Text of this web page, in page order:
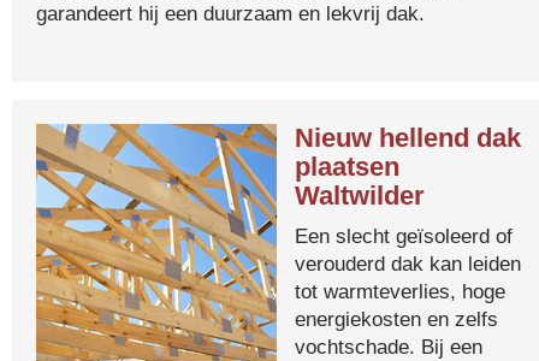
garandeert hij een duurzaam en lekvrij dak.
Nieuw hellend dak
plaatsen
Waltwilder
Een slecht geïsoleerd of
verouderd dak kan leiden
tot warmteverlies, hoge
energiekosten en zelfs
vochtschade. Bij een